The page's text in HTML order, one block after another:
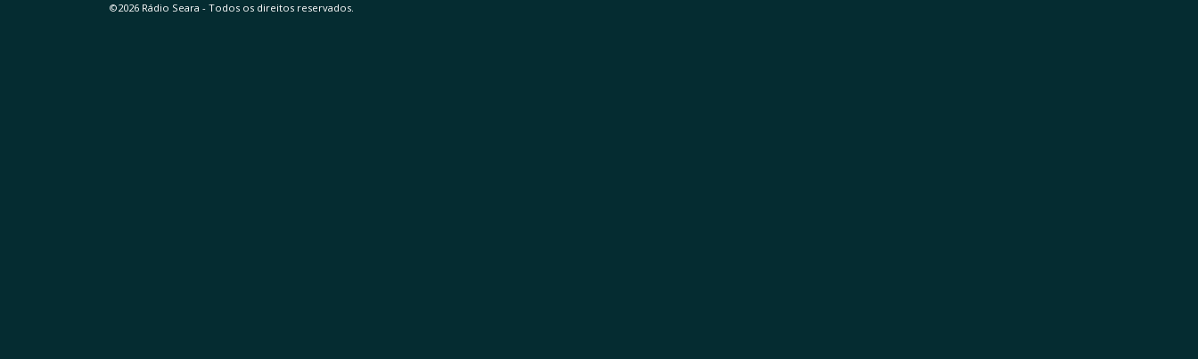
©2026 Rádio Seara - Todos os direitos reservados.